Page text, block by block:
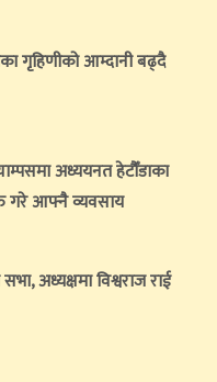
गृहिणीको आम्दानी बढ्दै
अध्ययनत हेटौँडाका
गरे आफ्नै व्यवसाय
अध्यक्षमा विश्वराज राई